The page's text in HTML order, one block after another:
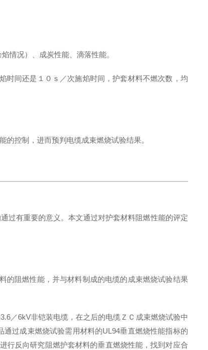
情况）、成炭性能、滴落性能。
时间还是１０ｓ／次施焰时间，护套材料不燃次数，均
控制，进而预判电缆成束燃烧试验结果。
过有重要的意义。本文通过对护套材料阻燃性能的评定
的阻燃性能，并与材料制成的电缆的成束燃烧试验结果
／6kV非铠装电缆，在之后的电缆ＺＣ成束燃烧试验中
通过成束燃烧试验需用材料的UL94垂直燃烧性能指标的
行反向研究阻燃护套材料的垂直燃烧性能，找到对应合